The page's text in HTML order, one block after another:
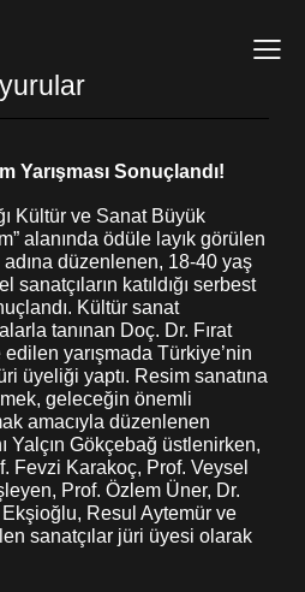
Yarışması Sonuçlandı!
Kültür ve Sanat Büyük
alanında ödüle layık görülen
adına düzenlenen, 18-40 yaş
sanatçıların katıldığı serbest
Kültür sanat
tanınan Doç. Dr. Fırat
edilen yarışmada Türkiye’nin
üyeliği yaptı. Resim sanatına
geleceğin önemli
amacıyla düzenlenen
Yalçın Gökçebağ üstlenirken,
Fevzi Karakoç, Prof. Veysel
Prof. Özlem Üner, Dr.
Resul Aytemür ve
sanatçılar jüri üyesi olarak